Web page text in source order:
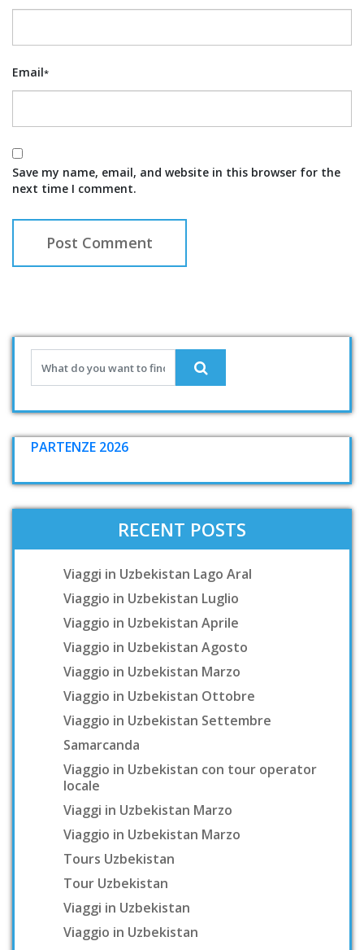
Email*
Save my name, email, and website in this browser for the
next time I comment.
PARTENZE 2026
RECENT POSTS
Viaggi in Uzbekistan Lago Aral
Viaggio in Uzbekistan Luglio
Viaggio in Uzbekistan Aprile
Viaggio in Uzbekistan Agosto
Viaggio in Uzbekistan Marzo
Viaggio in Uzbekistan Ottobre
Viaggio in Uzbekistan Settembre
Samarcanda
Viaggio in Uzbekistan con tour operator
locale
Viaggi in Uzbekistan Marzo
Viaggio in Uzbekistan Marzo
Tours Uzbekistan
Tour Uzbekistan
Viaggi in Uzbekistan
Viaggio in Uzbekistan